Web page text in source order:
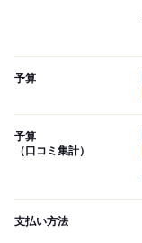
予算
予算
（口コミ集計）
支払い方法